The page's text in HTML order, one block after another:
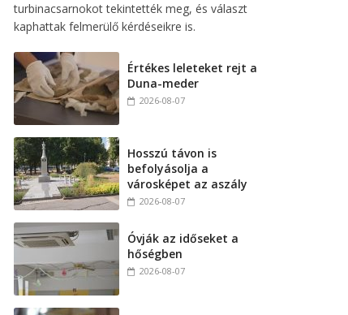
turbinacsarnokot tekintették meg, és választ
kaphattak felmerülő kérdéseikre is.
Értékes leleteket rejt a
Duna-meder
2026-08-07
Hosszú távon is
befolyásolja a
városképet az aszály
2026-08-07
Óvják az időseket a
hőségben
2026-08-07